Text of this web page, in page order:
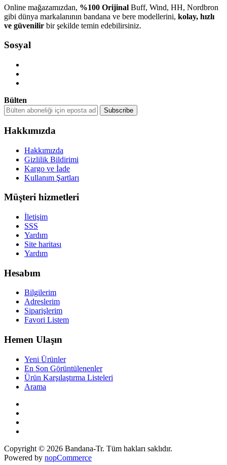
Online mağazamızdan, %100 Orijinal Buff, Wind, HH, Nordbron
gibi dünya markalanının bandana ve bere modellerini, kolay, hızlı
ve güvenilir bir şekilde temin edebilirsiniz.
Sosyal
Bülten
Hakkımızda
Hakkımızda
Gizlilik Bildirimi
Kargo ve İade
Kullanım Şartları
Müşteri hizmetleri
İletişim
SSS
Yardım
Site haritası
Yardım
Hesabım
Bilgilerim
Adreslerim
Siparişlerim
Favori Listem
Hemen Ulaşın
Yeni Ürünler
En Son Görüntülenenler
Ürün Karşılaştırma Listeleri
Arama
Copyright © 2026 Bandana-Tr. Tüm hakları saklıdır.
Powered by nopCommerce